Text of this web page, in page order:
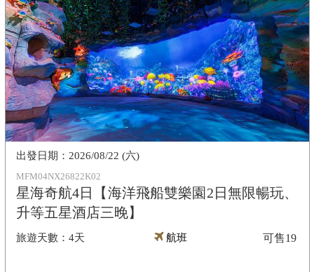
MFM04NX26822K02
星海奇航4日【海洋飛船雙樂園2日無限暢玩、
升等五星酒店三晚】
4天
2026/08/22 (六)
航班 可售19